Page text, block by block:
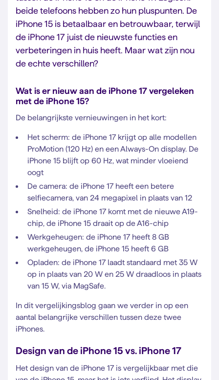
beide telefoons hebben zo hun pluspunten. De
iPhone 15 is betaalbaar en betrouwbaar, terwijl
de iPhone 17 juist de nieuwste functies en
verbeteringen in huis heeft. Maar wat zijn nou
de echte verschillen?
Wat is er nieuw aan de iPhone 17 vergeleken
met de iPhone 15?
De belangrijkste vernieuwingen in het kort:
Het scherm: de iPhone 17 krijgt op alle modellen
ProMotion (120 Hz) en een Always-On display. De
iPhone 15 blijft op 60 Hz, wat minder vloeiend
oogt
De camera: de iPhone 17 heeft een betere
selfiecamera, van 24 megapixel in plaats van 12
Snelheid: de iPhone 17 komt met de nieuwe A19-
chip, de iPhone 15 draait op de A16-chip
Werkgeheugen: de iPhone 17 heeft 8 GB
werkgeheugen, de iPhone 15 heeft 6 GB
Opladen: de iPhone 17 laadt standaard met 35 W
op in plaats van 20 W en 25 W draadloos in plaats
van 15 W, via MagSafe.
In dit vergelijkingsblog gaan we verder in op een
aantal belangrijke verschillen tussen deze twee
iPhones.
Design van de iPhone 15 vs. iPhone 17
Het design van de iPhone 17 is vergelijkbaar met die